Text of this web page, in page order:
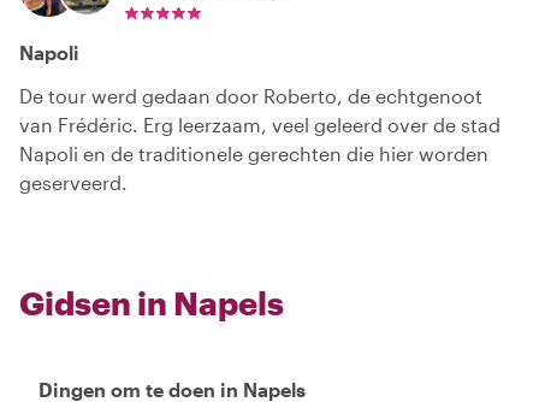
Napoli
De tour werd gedaan door Roberto, de echtgenoot
van Frédéric. Erg leerzaam, veel geleerd over de stad
Napoli en de traditionele gerechten die hier worden
geserveerd.
Gidsen in Napels
Dingen om te doen in Napels